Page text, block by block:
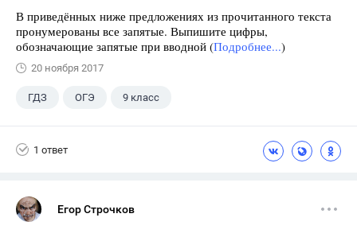
В приведённых ниже предложениях из прочитанного текста
пронумерованы все запятые. Выпишите цифры,
обозначающие запятые при вводной (Подробнее...)
20 ноября 2017
ГДЗ ОГЭ 9 класс
1 ответ
Егор Строчков